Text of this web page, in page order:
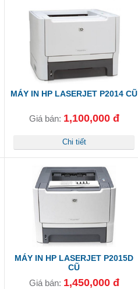
MÁY IN HP LASERJET P2014 CŨ
Giá bán: 1,100,000 đ
Chi tiết
MÁY IN HP LASERJET P2015D
CŨ
Giá bán: 1,450,000 đ